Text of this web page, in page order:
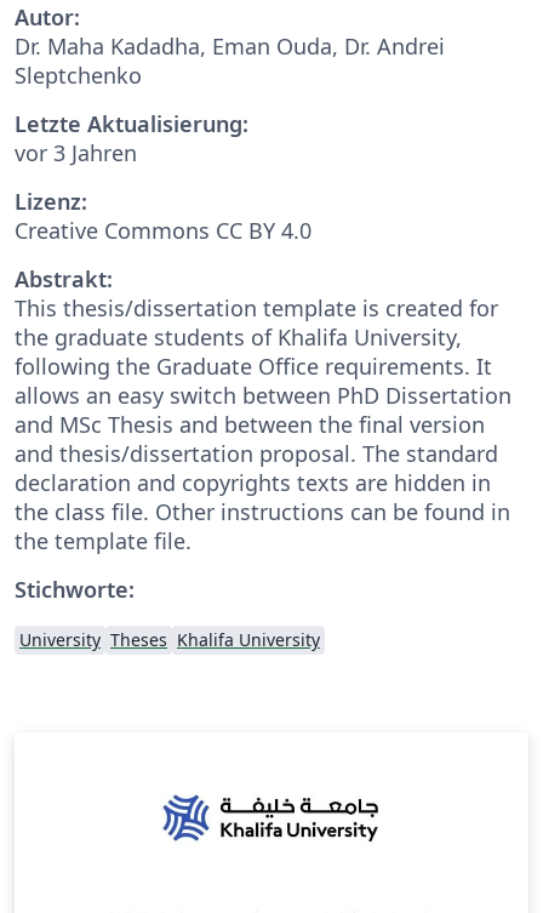
Autor:
Dr. Maha Kadadha, Eman Ouda, Dr. Andrei
Sleptchenko
Letzte Aktualisierung:
vor 3 Jahren
Lizenz:
Creative Commons CC BY 4.0
Abstrakt:
This thesis/dissertation template is created for
the graduate students of Khalifa University,
following the Graduate Office requirements. It
allows an easy switch between PhD Dissertation
and MSc Thesis and between the final version
and thesis/dissertation proposal. The standard
declaration and copyrights texts are hidden in
the class file. Other instructions can be found in
the template file.
Stichworte:
University Theses Khalifa University